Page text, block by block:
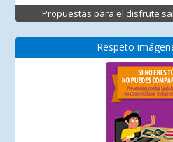
Propuestas para el disfrute
Respeto